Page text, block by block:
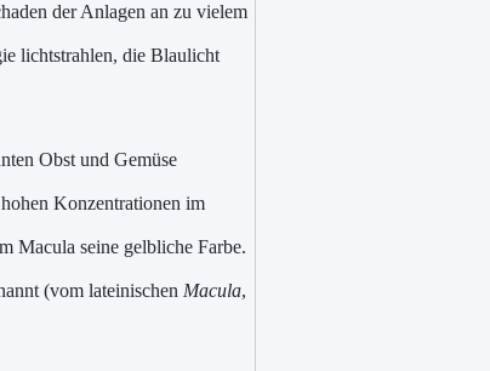
der Anlagen an zu vielem
lichtstrahlen, die Blaulicht
Obst und Gemüse
Konzentrationen im
Macula seine gelbliche Farbe.
(vom lateinischen Macula,